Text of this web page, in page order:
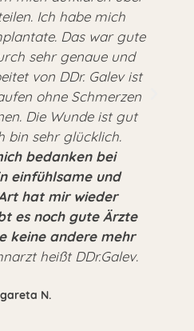
Ich habe mich
Das war gute
sehr genaue und
von DDr. Galev ist
ohne Schmerzen
Die Wunde ist gut
bin sehr glücklich.
bedanken bei
einfühlsame und
hat mir wieder
es noch gute Ärzte
keine andere mehr
heißt DDr.Galev.
N.